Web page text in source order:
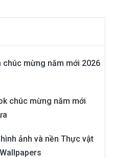
chúc mừng năm mới 2026
chúc mừng năm mới
ảnh và nền Thực vật